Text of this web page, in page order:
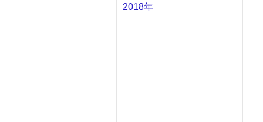
2018年